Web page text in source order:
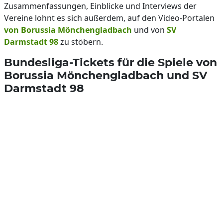
Zusammenfassungen, Einblicke und Interviews der
Vereine lohnt es sich außerdem, auf den Video-Portalen
von Borussia Mönchengladbach und von SV
Darmstadt 98zu stöbern.
Bundesliga-Tickets für die Spiele von
Borussia Mönchengladbach und SV
Darmstadt 98